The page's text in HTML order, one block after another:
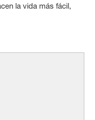
la vida más fácil,